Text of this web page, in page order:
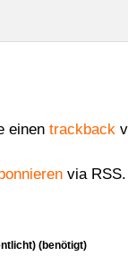
einen trackback
via RSS.
(benötigt)